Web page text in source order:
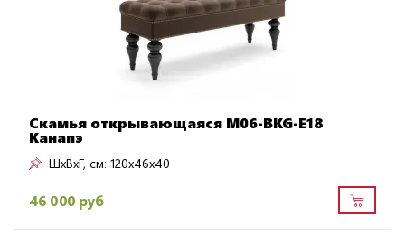
Скамья открывающаяся M06-BKG-E18
Канапэ
ШxВxГ, см: 120x46x40
46 000 руб